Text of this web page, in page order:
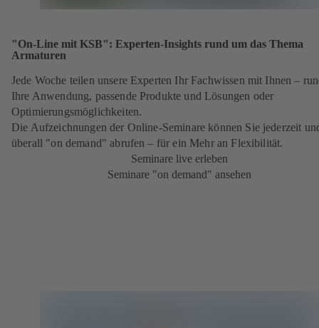
"On-Line mit KSB": Experten-Insights rund um das Thema
Armaturen
Jede Woche teilen unsere Experten Ihr Fachwissen mit Ihnen –
Ihre Anwendung, passende Produkte und Lösungen oder
Optimierungsmöglichkeiten.
Die Aufzeichnungen der Online-Seminare können Sie jederzeit
überall "on demand" abrufen – für ein Mehr an Flexibilität.
Seminare live erleben
Seminare "on demand" ansehen